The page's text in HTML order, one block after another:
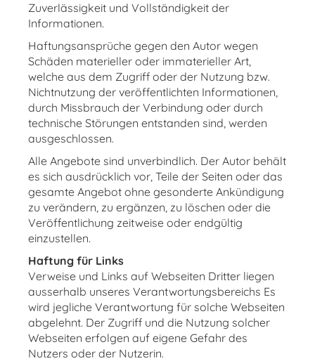
Zuverlässigkeit und Vollständigkeit der
Informationen.
Haftungsansprüche gegen den Autor wegen
Schäden materieller oder immaterieller Art,
welche aus dem Zugriff oder der Nutzung bzw.
Nichtnutzung der veröffentlichten Informationen,
durch Missbrauch der Verbindung oder durch
technische Störungen entstanden sind, werden
ausgeschlossen.
Alle Angebote sind unverbindlich. Der Autor behält
es sich ausdrücklich vor, Teile der Seiten oder das
gesamte Angebot ohne gesonderte Ankündigung
zu verändern, zu ergänzen, zu löschen oder die
Veröffentlichung zeitweise oder endgültig
einzustellen.
Haftung für Links
Verweise und Links auf Webseiten Dritter liegen
ausserhalb unseres Verantwortungsbereichs Es
wird jegliche Verantwortung für solche Webseiten
abgelehnt. Der Zugriff und die Nutzung solcher
Webseiten erfolgen auf eigene Gefahr des
Nutzers oder der Nutzerin.